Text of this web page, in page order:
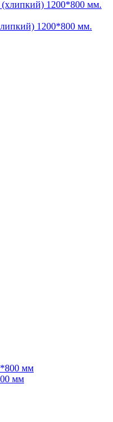
1200*800 мм.
мм